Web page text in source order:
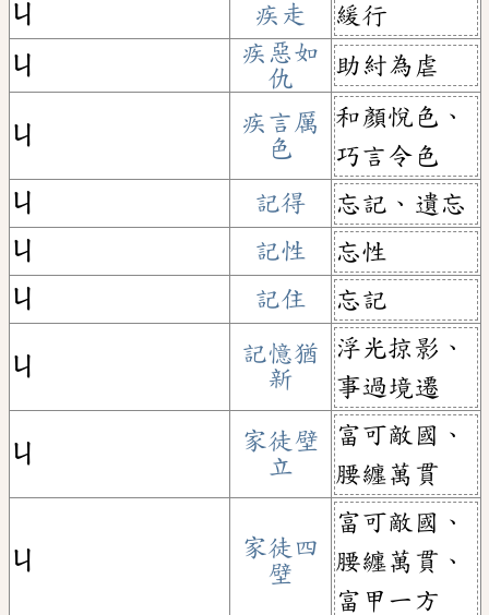
ㄐ
疾走
緩行
ㄐ
疾惡如
仇
助紂為虐
ㄐ
疾言厲
色
和顏悅色、
巧言令色
ㄐ
記得
忘記、遺忘
ㄐ
記性
忘性
ㄐ
記住 忘記
ㄐ
記憶猶
新
浮光掠影、
事過境遷
ㄐ
家徒壁
立
富可敵國、
腰纏萬貫
ㄐ
家徒四
壁
富可敵國、
腰纏萬貫、
富甲一方